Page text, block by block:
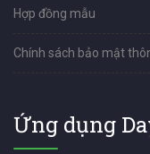
Hợp đồng mẫu
Chính sách bảo mật
Ứng dụng